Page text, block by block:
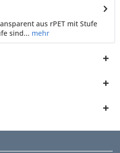
aus rPET mit Stufe
sind... mehr